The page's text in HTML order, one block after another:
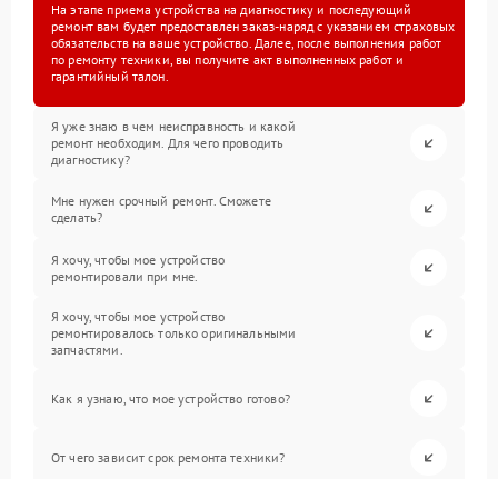
На этапе приема устройства на диагностику и последующий
ремонт вам будет предоставлен заказ-наряд с указанием страховых
обязательств на ваше устройство. Далее, после выполнения работ
по ремонту техники, вы получите акт выполненных работ и
гарантийный талон.
Я уже знаю в чем неисправность и какой
ремонт необходим. Для чего проводить
диагностику?
Мне нужен срочный ремонт. Сможете
сделать?
Я хочу, чтобы мое устройство
ремонтировали при мне.
Я хочу, чтобы мое устройство
ремонтировалось только оригинальными
запчастями.
Как я узнаю, что мое устройство готово?
От чего зависит срок ремонта техники?